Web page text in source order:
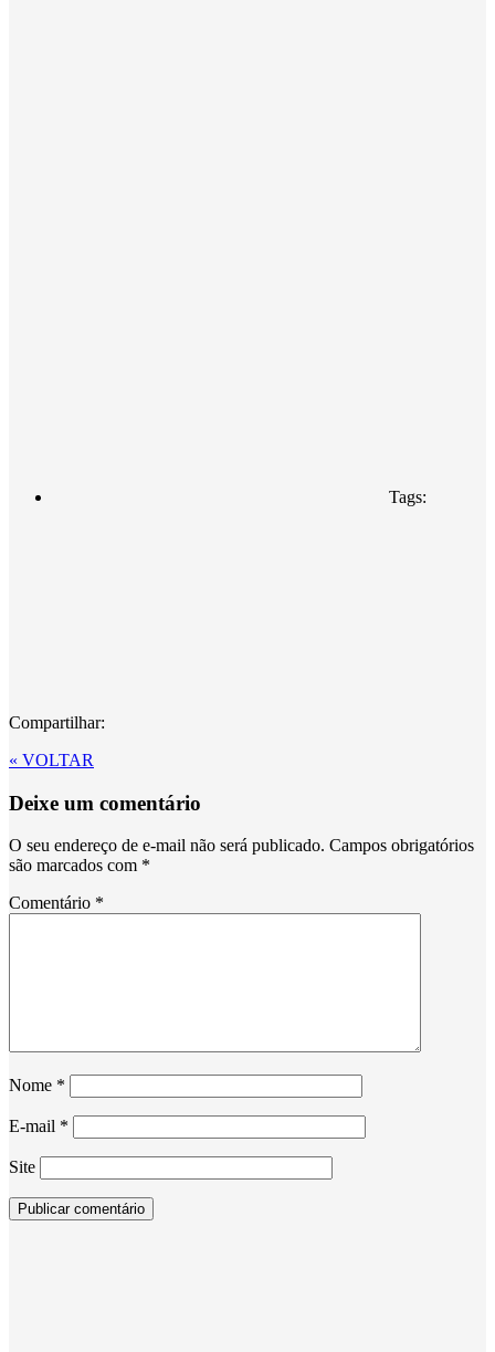
Tags:
Compartilhar:
« VOLTAR
Deixe um comentário
O seu endereço de e-mail não será publicado. Campos obrigatórios
são marcados com *
Comentário *
Nome *
E-mail *
Site